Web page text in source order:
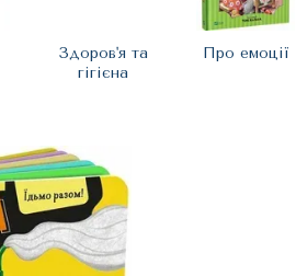
Здоров'я та
гігієна
Про емоції